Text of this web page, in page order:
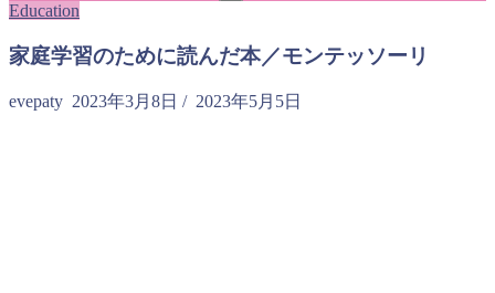
Education
家庭学習のために読んだ本／モンテッソーリ
evepaty 2023年3月8日 / 2023年5月5日